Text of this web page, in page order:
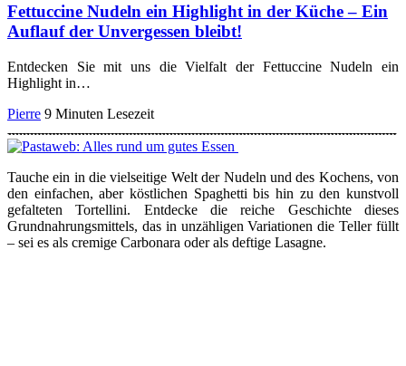
Fettuccine Nudeln ein Highlight in der Küche – Ein
Auflauf der Unvergessen bleibt!
Entdecken Sie mit uns die Vielfalt der Fettuccine Nudeln ein
Highlight in…
Pierre 9 Minuten Lesezeit
Tauche ein in die vielseitige Welt der Nudeln und des Kochens, von
den einfachen, aber köstlichen Spaghetti bis hin zu den kunstvoll
gefalteten Tortellini. Entdecke die reiche Geschichte dieses
Grundnahrungsmittels, das in unzähligen Variationen die Teller füllt
– sei es als cremige Carbonara oder als deftige Lasagne.